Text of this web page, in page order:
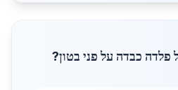
פלדה כבדה על פני בטון?